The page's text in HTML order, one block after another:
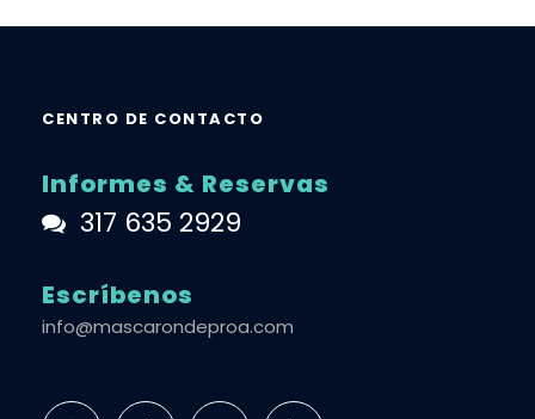
CENTRO DE CONTACTO
Informes & Reservas
317 635 2929
Escríbenos
info@mascarondeproa.com